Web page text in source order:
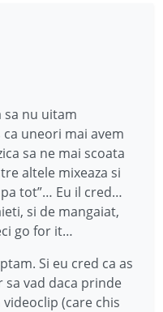
sa nu uitam
uneori mai avem
sa ne mai scoata
altele mixeaza si
tot”… Eu il cred…
si de mangaiat,
go for it…
Si eu cred ca as
sa vad daca prinde
(care chis